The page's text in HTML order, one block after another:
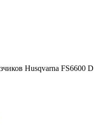
Husqvarna FS6600 D